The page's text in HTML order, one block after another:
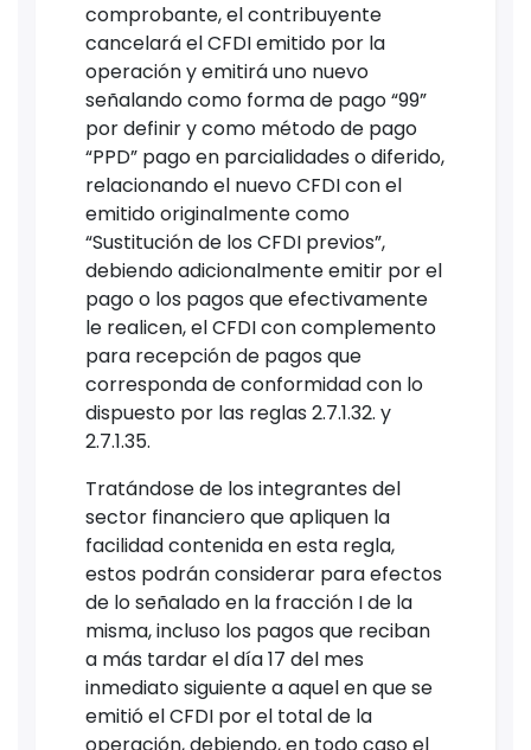
comprobante, el contribuyente
cancelará el CFDI emitido por la
operación y emitirá uno nuevo
señalando como forma de pago “99”
por definir y como método de pago
“PPD” pago en parcialidades o diferido,
relacionando el nuevo CFDI con el
emitido originalmente como
“Sustitución de los CFDI previos”,
debiendo adicionalmente emitir por el
pago o los pagos que efectivamente
le realicen, el CFDI con complemento
para recepción de pagos que
corresponda de conformidad con lo
dispuesto por las reglas 2.7.1.32. y
2.7.1.35.
Tratándose de los integrantes del
sector financiero que apliquen la
facilidad contenida en esta regla,
estos podrán considerar para efectos
de lo señalado en la fracción I de la
misma, incluso los pagos que reciban
a más tardar el día 17 del mes
inmediato siguiente a aquel en que se
emitió el CFDI por el total de la
operación, debiendo, en todo caso el